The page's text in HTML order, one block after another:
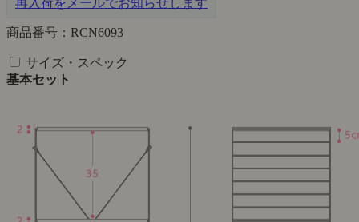
再入荷をメールでお知らせします
商品番号：RCN6093
サイズ・スペック
基本セット